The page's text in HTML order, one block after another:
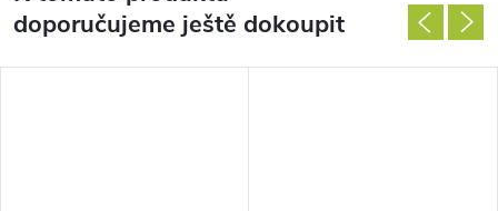
doporučujeme ještě dokoupit